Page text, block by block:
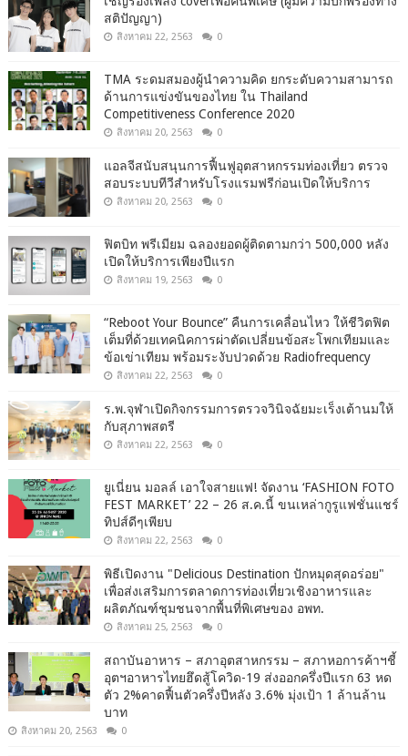
สติปัญญา)
สิงหาคม 22, 2563 0
TMA ระดมสมองผู้นำความคิด ยกระดับความสามารถ
ด้านการแข่งขันของไทย ใน Thailand
Competitiveness Conference 2020
สิงหาคม 20, 2563 0
แอลจีสนับสนุนการฟื้นฟูอุตสาหกรรมท่องเที่ยว ตรวจ
สอบระบบทีวีสำหรับโรงแรมฟรีก่อนเปิดให้บริการ
สิงหาคม 20, 2563 0
ฟิตบิท พรีเมียม ฉลองยอดผู้ติดตามกว่า 500,000 หลัง
เปิดให้บริการเพียงปีแรก
สิงหาคม 19, 2563 0
“Reboot Your Bounce” คืนการเคลื่อนไหว ให้ชีวิตฟิต
เต็มที่ด้วยเทคนิคการผ่าตัดเปลี่ยนข้อสะโพกเทียมและ
ข้อเข่าเทียม พร้อมระงับปวดด้วย Radiofrequency
สิงหาคม 22, 2563 0
ร.พ.จุฬาเปิดกิจกรรมการตรวจวินิจฉัยมะเร็งเต้านมให้
กับสุภาพสตรี
สิงหาคม 22, 2563 0
ยูเนี่ยน มอลล์ เอาใจสายแฟ! จัดงาน ‘FASHION FOTO
FEST MARKET’ 22 – 26 ส.ค.นี้ ขนเหล่ากูรูแฟชั่นแชร์
ทิปส์ดีๆเพียบ
สิงหาคม 22, 2563 0
พิธีเปิดงาน "Delicious Destination ปักหมุดสุดอร่อย"
เพื่อส่งเสริมการตลาดการท่องเที่ยวเชิงอาหารและ
ผลิตภัณฑ์ชุมชนจากพื้นที่พิเศษของ อพท.
สิงหาคม 25, 2563 0
สถาบันอาหาร – สภาอุตสาหกรรม – สภาหอการค้าฯชี้
อุตฯอาหารไทยฮึดสู้โควิด-19 ส่งออกครึ่งปีแรก 63 หด
ตัว 2%คาดฟื้นตัวครึ่งปีหลัง 3.6% มุ่งเป้า 1 ล้านล้าน
บาท
สิงหาคม 20, 2563 0